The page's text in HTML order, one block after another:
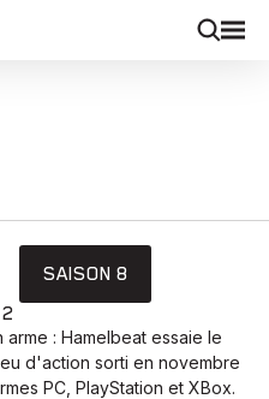
SAISON 8
: Hamelbeat essaie le
d'action sorti en novembre
PC, PlayStation et XBox.